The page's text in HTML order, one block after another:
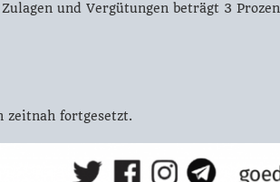
und Vergütungen beträgt 3
zeitnah fortgesetzt.